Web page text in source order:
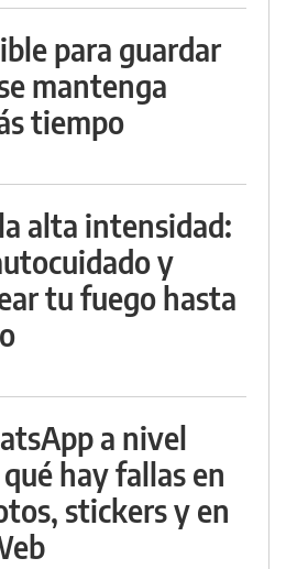
para guardar
mantenga
tiempo
alta intensidad:
y
tu fuego hasta
a nivel
hay fallas en
stickers y en